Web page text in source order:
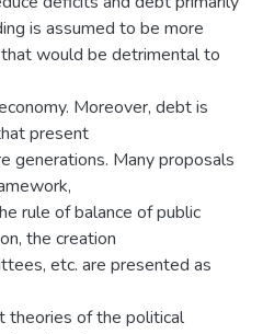
is assumed to be more
would be detrimental to
Moreover, debt is
present
generations. Many proposals
rule of balance of public
the creation
etc. are presented as
theories of the political